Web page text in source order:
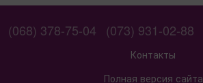
(068) 378-75-04 (073) 931-02-88
Контакты
Полная версия сайта